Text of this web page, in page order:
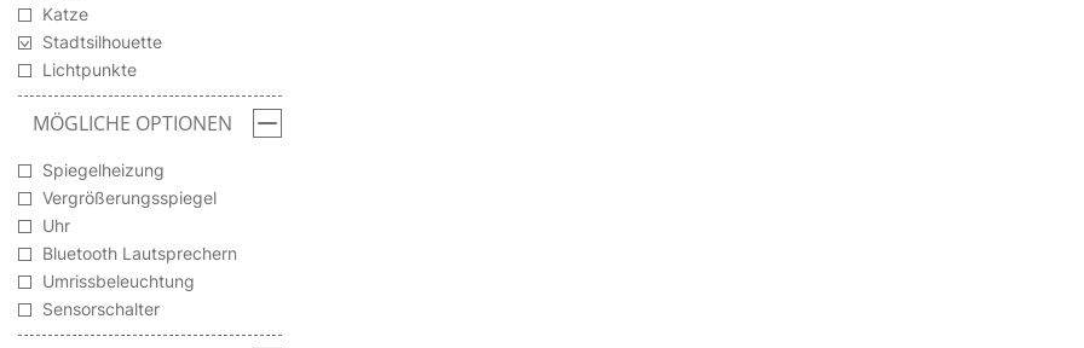
Katze
Stadtsilhouette
Lichtpunkte
MÖGLICHE OPTIONEN
Spiegelheizung
Vergrößerungsspiegel
Uhr
Bluetooth Lautsprechern
Umrissbeleuchtung
Sensorschalter